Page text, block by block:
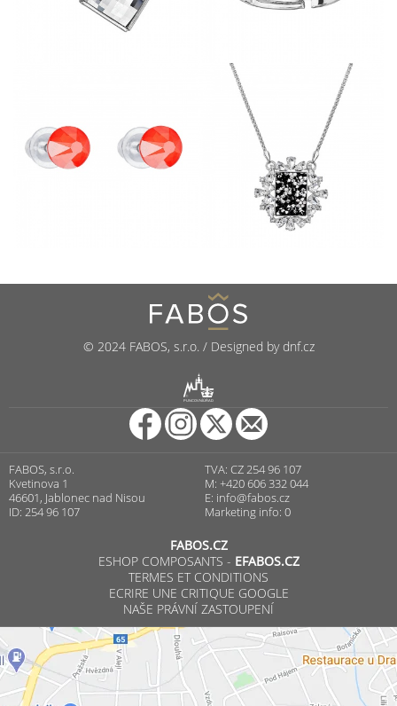
© 2024 FABOS, s.r.o. / Designed by dnf.cz
PUNCOVNÍ ÚŘAD
FABOS, s.r.o.
Kvetinova 1
46601, Jablonec nad Nisou
ID: 254 96 107
TVA: CZ 254 96 107
M: +420 606 332 044
E: info@fabos.cz
Marketing info: 0
FABOS.CZ
ESHOP COMPOSANTS - EFABOS.CZ
TERMES ET CONDITIONS
ECRIRE UNE CRITIQUE GOOGLE
NAŠE PRÁVNÍ ZASTOUPENÍ